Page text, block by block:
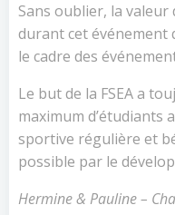
Sans oublier, la valeur
durant cet événement
le cadre des
Le but de la FSEA a
maximum d’étudiants
sportive régulière et
possible par le
Hermine & Pauline –